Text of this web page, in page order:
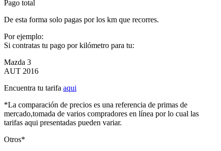
Pago total
De esta forma solo pagas por los km que recorres.
Por ejemplo:
Si contratas tu pago por kilómetro para tu:
Mazda 3
AUT 2016
Encuentra tu tarifa aqui
*La comparación de precios es una referencia de primas de
mercado,tomada de varios compradores en línea por lo cual las
tarifas aqui presentadas pueden variar.
Otros*